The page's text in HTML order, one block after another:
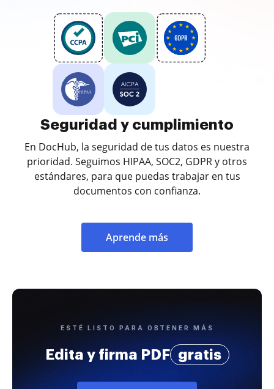
Seguridad y cumplimiento
En DocHub, la seguridad de tus datos es nuestra
prioridad. Seguimos HIPAA, SOC2, GDPR y otros
estándares, para que puedas trabajar en tus
documentos con confianza.
Aprende más
ESTÉ LISTO PARA OBTENER MÁS
Edita y firma PDF gratis